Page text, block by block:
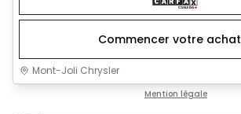
Commencer votre achat
Mont-Joli Chrysler
Mention légale